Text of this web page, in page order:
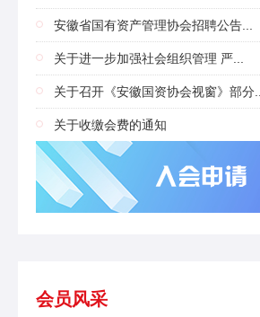
安徽省国有资产管理协会招聘公告...
关于进一步加强社会组织管理 严...
关于召开《安徽国资协会视窗》部分...
关于收缴会费的通知
会员风采